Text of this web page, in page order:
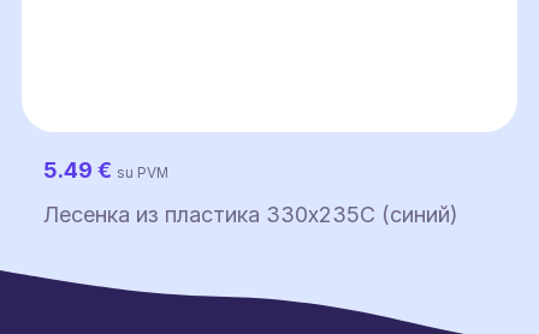
5.49 € su PVM
Лесенка из пластика 330x235C (синий)